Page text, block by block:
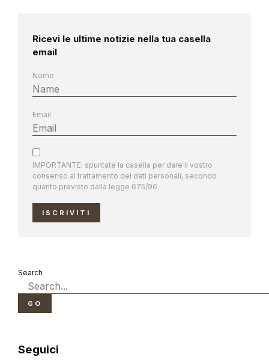
Ricevi le ultime notizie nella tua casella
email
Nome
Email
IMPORTANTE: spuntate la casella per dare il vostro
consenso al trattamento dei dati personali, secondo
quanto previsto dalla legge 675/96.
ISCRIVITI
Search
GO
Seguici